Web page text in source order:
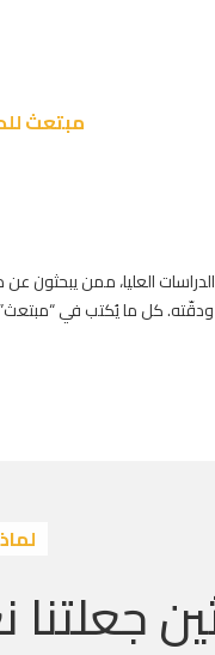
مبتعث
العليا، ممن يبحثون
كل ما يُكتب في